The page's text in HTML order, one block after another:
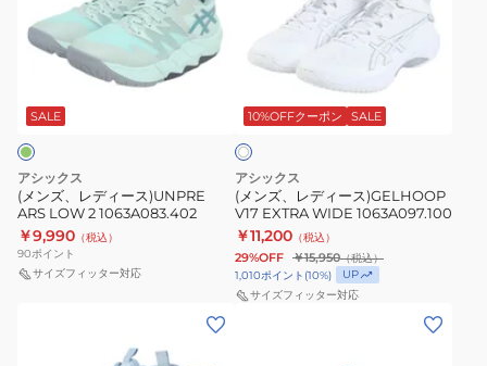
デ
ス)UNPRE
ARS
LOW
2
1063A083.402
SALE
アシックス
(メンズ、レディース)UNPRE
ARS LOW 2 1063A083.402
￥9,990 （税込）
90ポイント
サイズフィッター対応
ス)GELHOOP
V17
EXTRA
WIDE
1063A097.100
10%OFFクーポン SALE
ホ
アシックス
(メンズ、レディース)GELHOOP
V17 EXTRA WIDE 1063A097.100
￥11,200 （税込）
29%OFF ￥15,950（税込）
1,010ポイント (10%)
UP
サイズフィッター対応